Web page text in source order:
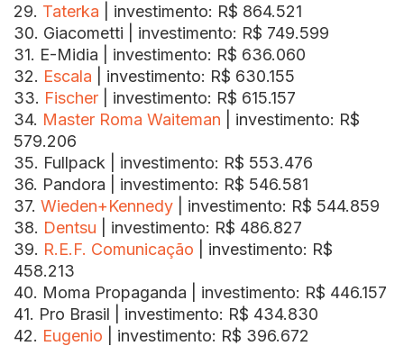
29. Taterka | investimento: R$ 864.521
30. Giacometti | investimento: R$ 749.599
31. E-Midia | investimento: R$ 636.060
32. Escala | investimento: R$ 630.155
33. Fischer | investimento: R$ 615.157
34. Master Roma Waiteman | investimento: R$
579.206
35. Fullpack | investimento: R$ 553.476
36. Pandora | investimento: R$ 546.581
37. Wieden+Kennedy | investimento: R$ 544.859
38. Dentsu | investimento: R$ 486.827
39. R.E.F. Comunicação | investimento: R$
458.213
40. Moma Propaganda | investimento: R$ 446.157
41. Pro Brasil | investimento: R$ 434.830
42. Eugenio | investimento: R$ 396.672